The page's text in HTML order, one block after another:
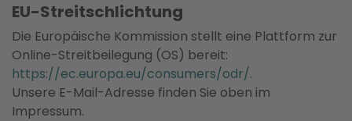
EU-Streitschlichtung
Die Europäische Kommission stellt eine Plattform zur
Online-Streitbeilegung (OS) bereit:
https://ec.europa.eu/consumers/odr/.
Unsere E-Mail-Adresse finden Sie oben im
Impressum.